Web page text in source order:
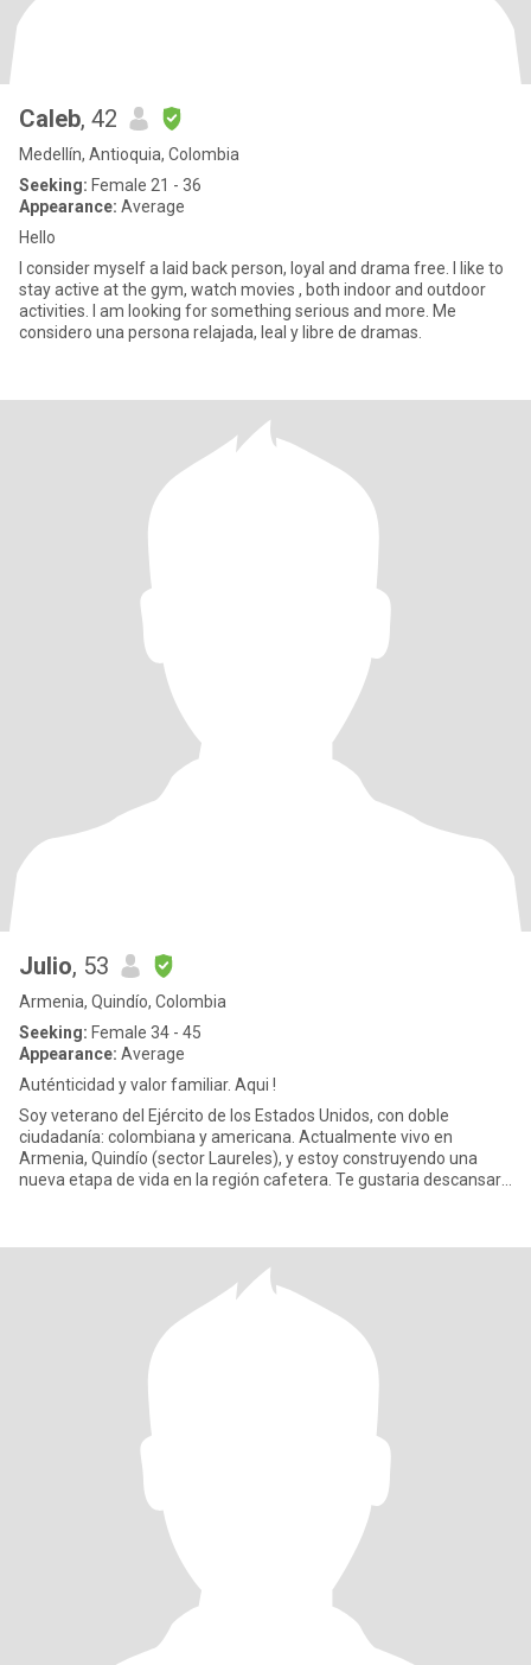
Caleb, 42
Medellín, Antioquia, Colombia
Seeking: Female 21 - 36
Appearance: Average
Hello
I consider myself a laid back person, loyal and drama free. I like to
stay active at the gym, watch movies , both indoor and outdoor
activities. I am looking for something serious and more. Me
considero una persona relajada, leal y libre de dramas.
Julio, 53
Armenia, Quindío, Colombia
Seeking: Female 34 - 45
Appearance: Average
Auténticidad y valor familiar. Aqui !
Soy veterano del Ejército de los Estados Unidos, con doble
ciudadanía: colombiana y americana. Actualmente vivo en
Armenia, Quindío (sector Laureles), y estoy construyendo una
nueva etapa de vida en la región cafetera. Te gustaria descansar